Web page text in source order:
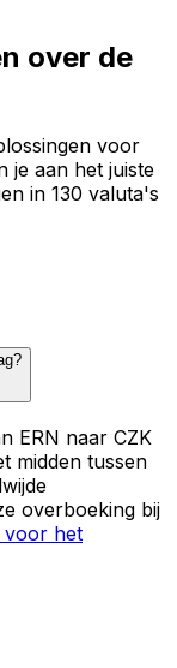
over de
voor
je aan het juiste
in 130 valuta's
ERN naar CZK
midden tussen
overboeking bij
voor het